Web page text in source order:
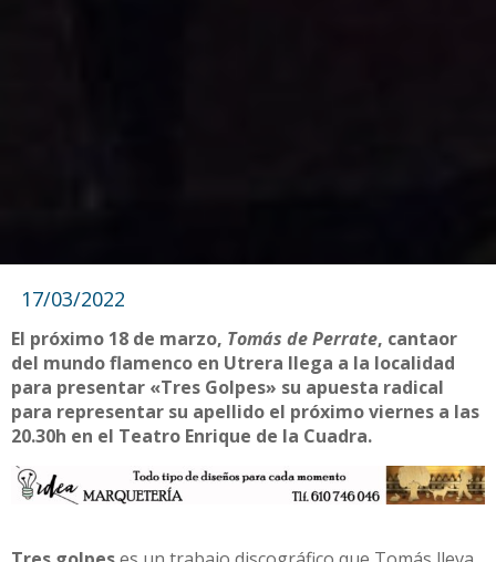
17/03/2022
El próximo 18 de marzo, Tomás de Perrate, cantaor
del mundo flamenco en Utrera llega a la localidad
para presentar «Tres Golpes» su apuesta radical
para representar su apellido el próximo viernes a las
20.30h en el Teatro Enrique de la Cuadra.